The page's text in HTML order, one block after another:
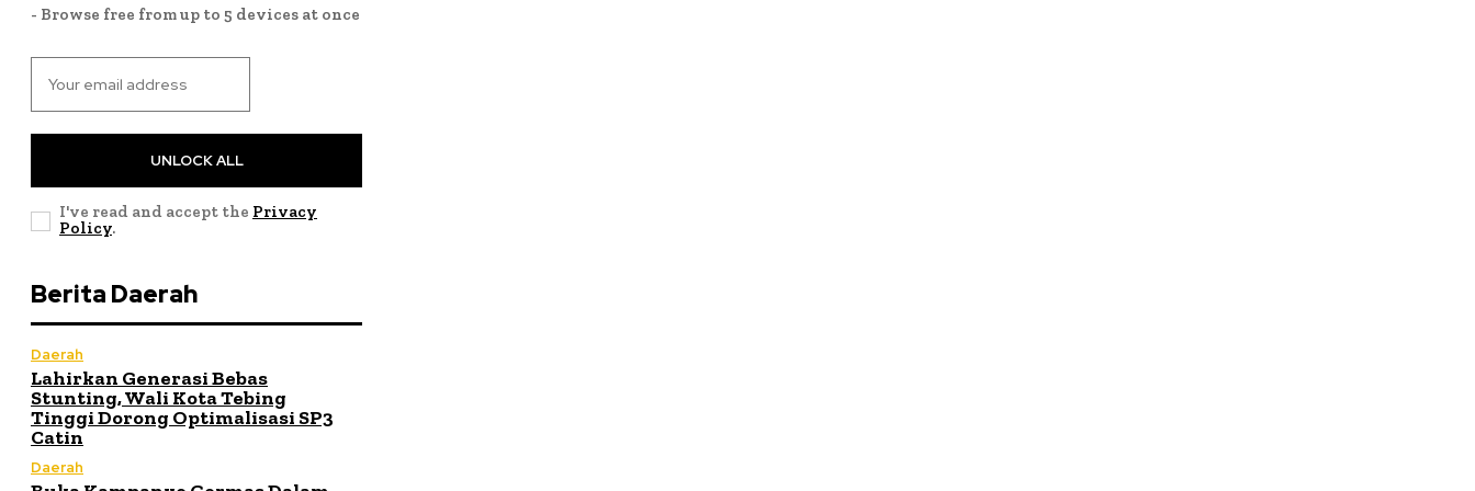
- Browse free from up to 5 devices at once
UNLOCK ALL
I've read and accept the Privacy
Policy.
Berita Daerah
Daerah
Lahirkan Generasi Bebas
Stunting, Wali Kota Tebing
Tinggi Dorong Optimalisasi SP3
Catin
Daerah